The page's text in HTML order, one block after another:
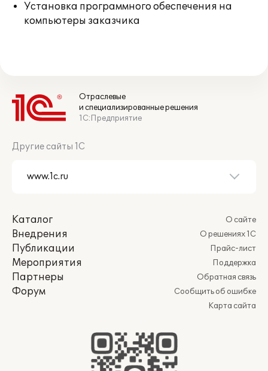
Установка программного обеспечения на
компьютеры заказчика
Отраслевые
и специализированные решения
1С:Предприятие
Другие сайты 1С
Каталог
Внедрения
Публикации
Мероприятия
Партнеры
Форум
О сайте
О решениях 1С
Прайс-лист
Поддержка
Обратная связь
Сообщить об ошибке
Карта сайта